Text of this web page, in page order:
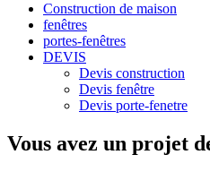
Construction de maison
fenêtres
portes-fenêtres
DEVIS
Devis construction
Devis fenêtre
Devis porte-fenetre
Vous avez un projet